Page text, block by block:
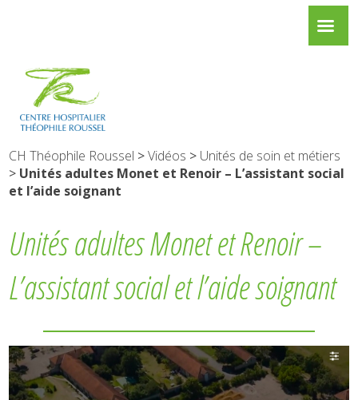
CH Théophile Roussel >Vidéos > Unités de soin et métiers
> Unités adultes Monet et Renoir – L’assistant social
et l’aide soignant
Unités adultes Monet et Renoir –
L’assistant social et l’aide soignant